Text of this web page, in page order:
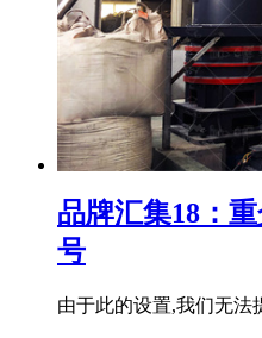
品牌汇集18：
号
由于此的设置,我们无法